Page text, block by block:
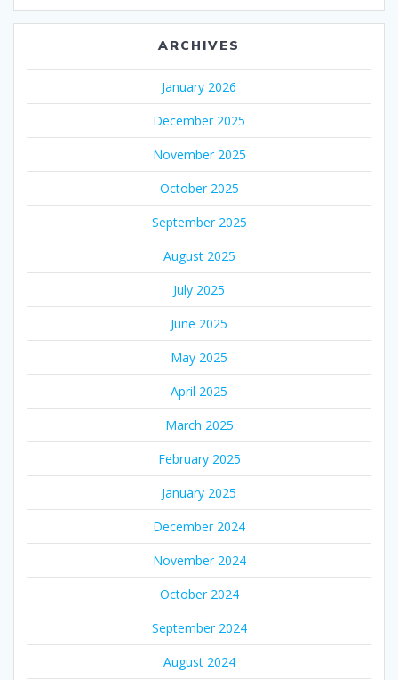
ARCHIVES
January 2026
December 2025
November 2025
October 2025
September 2025
August 2025
July 2025
June 2025
May 2025
April 2025
March 2025
February 2025
January 2025
December 2024
November 2024
October 2024
September 2024
August 2024